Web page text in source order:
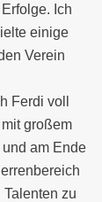
Ich
einige
Verein
Ferdi voll
großem
am Ende
zu